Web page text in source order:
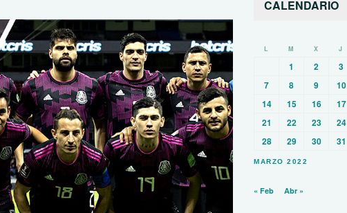
CALENDARIO
MARZO 2022
L M X J
1 2 3
7
8 9 10
14
15 16 17
21
22 23 24
28
29 30 31
« Feb Abr »